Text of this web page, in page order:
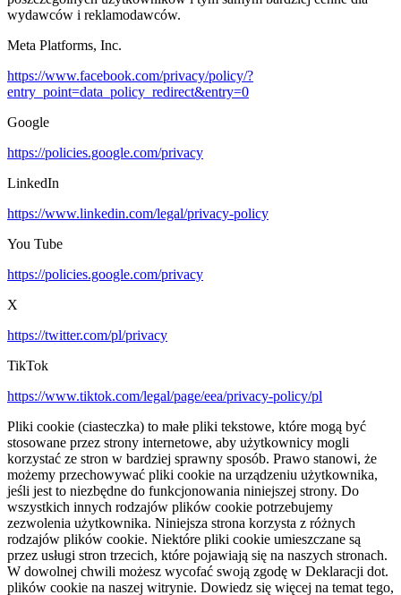
wydawców i reklamodawców.
Meta Platforms, Inc.
https://www.facebook.com/privacy/policy/?
entry_point=data_policy_redirect&entry=0
Google
https://policies.google.com/privacy
LinkedIn
https://www.linkedin.com/legal/privacy-policy
You Tube
https://policies.google.com/privacy
X
https://twitter.com/pl/privacy
TikTok
https://www.tiktok.com/legal/page/eea/privacy-policy/pl
Pliki cookie (ciasteczka) to małe pliki tekstowe, które mogą być
stosowane przez strony internetowe, aby użytkownicy mogli
korzystać ze stron w bardziej sprawny sposób. Prawo stanowi, że
możemy przechowywać pliki cookie na urządzeniu użytkownika,
jeśli jest to niezbędne do funkcjonowania niniejszej strony. Do
wszystkich innych rodzajów plików cookie potrzebujemy
zezwolenia użytkownika. Niniejsza strona korzysta z różnych
rodzajów plików cookie. Niektóre pliki cookie umieszczane są
przez usługi stron trzecich, które pojawiają się na naszych stronach.
W dowolnej chwili możesz wycofać swoją zgodę w Deklaracji dot.
plików cookie na naszej witrynie. Dowiedz się więcej na temat tego,